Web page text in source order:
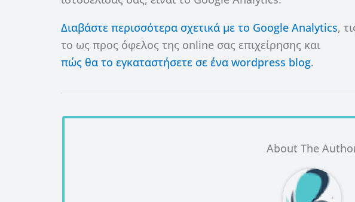
Διαβάστε περισσότερα σχετικά με το Google Analytics,
το ως προς όφελος της online σας επιχείρησης και
πώς θα το εγκαταστήσετε σε ένα wordpress blog.
About The